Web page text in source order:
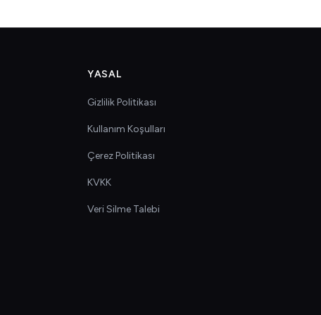
YASAL
Gizlilik Politikası
Kullanım Koşulları
Çerez Politikası
KVKK
Veri Silme Talebi